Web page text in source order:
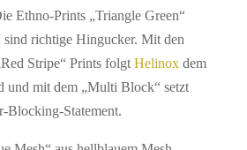
Ethno-Prints „Triangle Green“
sind richtige Hingucker. Mit den
Stripe“ Prints folgt Helinoxdem
und mit dem „Multi Block“ setzt
Blocking-Statement.